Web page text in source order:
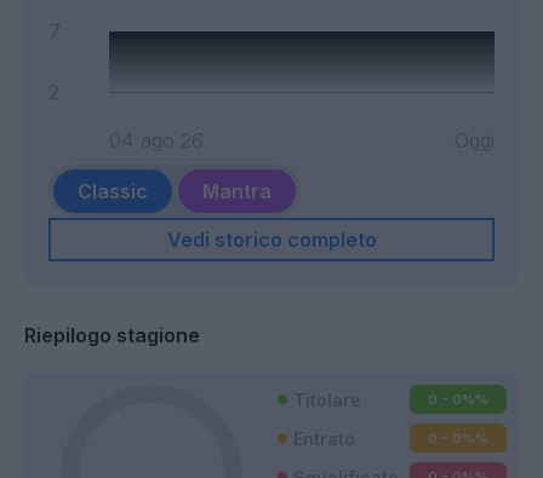
Classic
Mantra
Vedi storico completo
Riepilogo stagione
0 - 0%%
0 - 0%%